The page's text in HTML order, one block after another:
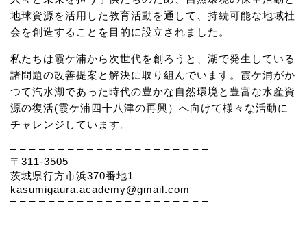
地球資源を活用した教育活動を通して、持続可能な地域社
会を創造することを目的に設立されました。
私たちは霞ケ浦から次世代を創ろうと、湖で発生している
諸問題の改善提案と解決に取り組んでいます。霞ケ浦がか
つて汽水湖であった時代の豊かな自然環境と豊富な水産資
源の復活(霞ケ浦四十八津の再興）へ向けて様々な活動に
チャレンジしています。
– – – – – – – – – – – – – – – – – – – – –
〒311-3505
茨城県行方市浜370番地1
kasumigaura.academy@gmail.com
– – – – – – – – – – – – – – – – – – – – –